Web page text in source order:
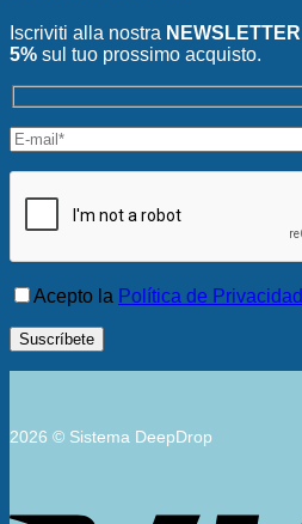
Iscriviti alla nostra NEWSLETTER
5% sul tuo prossimo acquisto.
Acepto la Política de Privacidad
2026 © Sistema DeepDrop